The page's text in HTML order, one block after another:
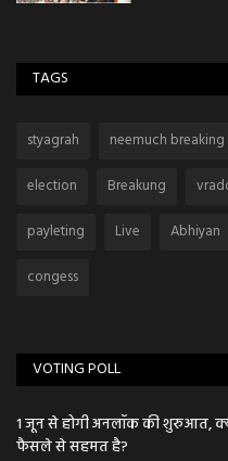
TAGS
styagrah neemuch breaking
election
Breakung
payleting
Live Abhiyan
congess
VOTING POLL
1 जून से होगी अनलॉक की शुरुआत,
फैसले से सहमत है?